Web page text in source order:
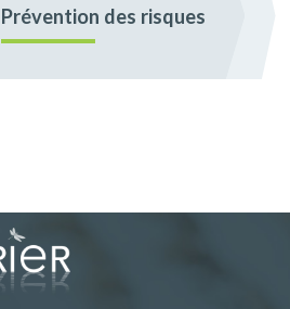
Prévention des risques